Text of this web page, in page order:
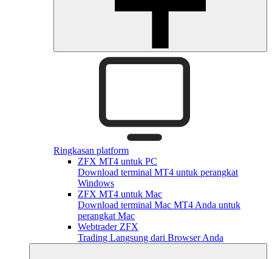
Ringkasan platform
ZFX MT4 untuk PC
Download terminal MT4 untuk perangkat
Windows
ZFX MT4 untuk Mac
Download terminal Mac MT4 Anda untuk
perangkat Mac
Webtrader ZFX
Trading Langsung dari Browser Anda